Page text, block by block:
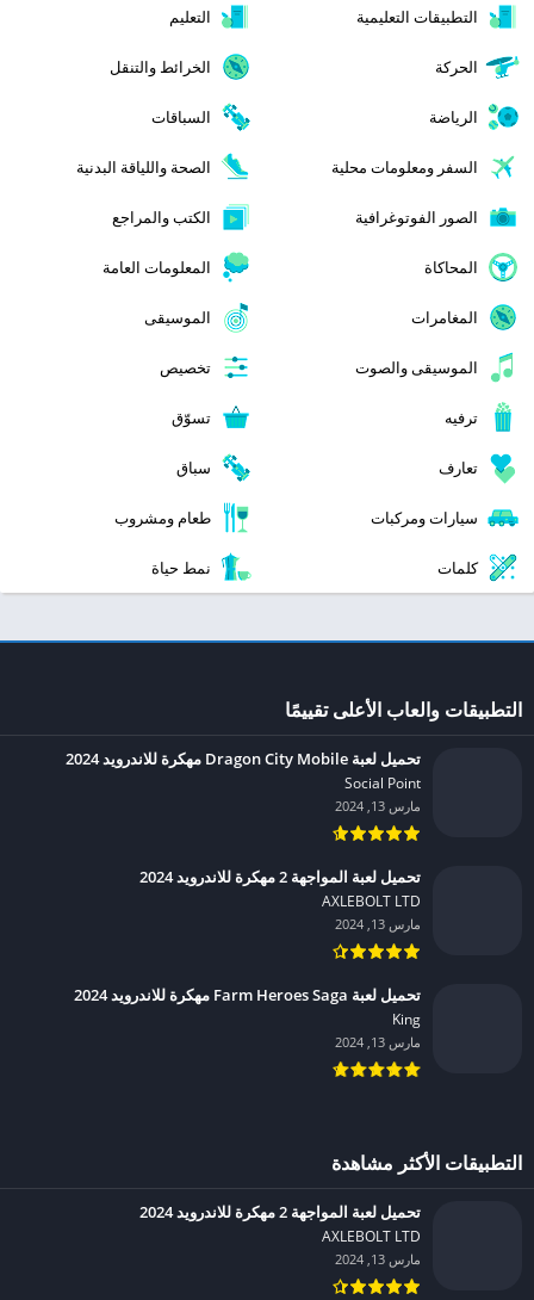
التطبيقات التعليمية التعليم
الحركة الخرائط والتنقل
الرياضة السباقات
السفر ومعلومات محلية الصحة واللياقة البدنية
الصور الفوتوغرافية الكتب والمراجع
المحاكاة المعلومات العامة
المغامرات الموسيقى
الموسيقى والصوت تخصيص
ترفيه تسوّق
تعارف سباق
سيارات ومركبات طعام ومشروب
كلمات نمط حياة
التطبيقات والعاب الأعلى تقييمًا
تحميل لعبة Dragon City Mobile مهكرة للاندرويد 2024
Social Point‏
مارس 13, 2024
تحميل لعبة المواجهة 2 مهكرة للاندرويد 2024
AXLEBOLT LTD‏
مارس 13, 2024
تحميل لعبة Farm Heroes Saga مهكرة للاندرويد 2024
King‏
مارس 13, 2024
التطبيقات الأكثر مشاهدة
تحميل لعبة المواجهة 2 مهكرة للاندرويد 2024
AXLEBOLT LTD‏
مارس 13, 2024